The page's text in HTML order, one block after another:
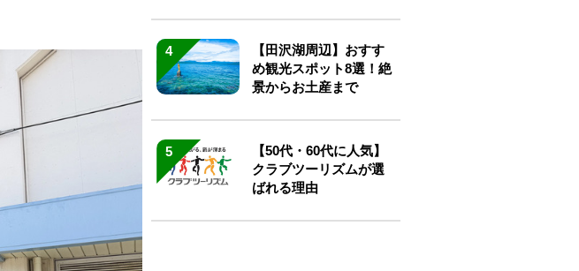
4
【田沢湖周辺】おすす
め観光スポット8選！絶
景からお土産まで
5
【50代・60代に人気】
クラブツーリズムが選
ばれる理由